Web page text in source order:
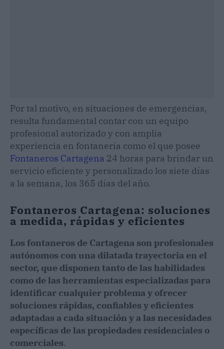
Por tal motivo, en situaciones de emergencias,
resulta fundamental contar con un equipo
profesional autorizado y con amplia
experiencia en fontanería como el que posee
Fontaneros Cartagena 24 horas para brindar un
servicio eficiente y personalizado los siete días
a la semana, los 365 días del año.
Fontaneros Cartagena: soluciones
a medida, rápidas y eficientes
Los fontaneros de Cartagena son profesionales
autónomos con una dilatada trayectoria en el
sector, que disponen tanto de las habilidades
como de las herramientas especializadas para
identificar cualquier problema y ofrecer
soluciones rápidas, confiables y eficientes
adaptadas a cada situación y a las necesidades
específicas de las propiedades residenciales o
comerciales.